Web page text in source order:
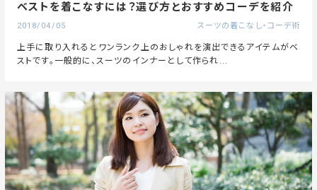
ベストを着こなすには？選び方とおすすめコーデを紹介
2018/04/05 スーツの着こなし・コーデ術
上手に取り入れるとワンランク上のおしゃれを演出できるアイテムがベ
ストです。一般的に、スーツのインナーとして作られ...